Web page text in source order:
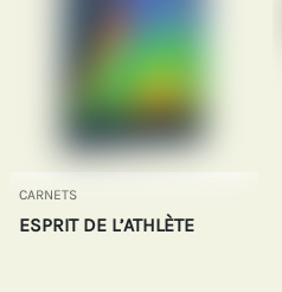
CARNETS
ESPRIT DE L’ATHLÈTE